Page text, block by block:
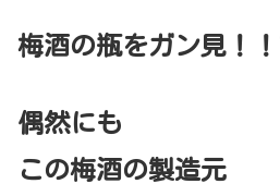
梅酒の瓶をガン見！
偶然にも
この梅酒の製造元